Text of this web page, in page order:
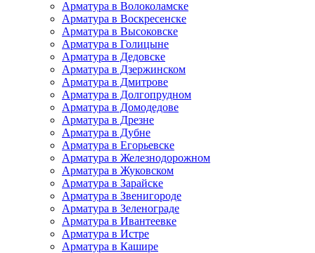
Арматура в Волоколамске
Арматура в Воскресенске
Арматура в Высоковске
Арматура в Голицыне
Арматура в Дедовске
Арматура в Дзержинском
Арматура в Дмитрове
Арматура в Долгопрудном
Арматура в Домодедове
Арматура в Дрезне
Арматура в Дубне
Арматура в Егорьевске
Арматура в Железнодорожном
Арматура в Жуковском
Арматура в Зарайске
Арматура в Звенигороде
Арматура в Зеленограде
Арматура в Ивантеевке
Арматура в Истре
Арматура в Кашире